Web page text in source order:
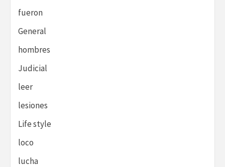
fueron
General
hombres
Judicial
leer
lesiones
Life style
loco
lucha